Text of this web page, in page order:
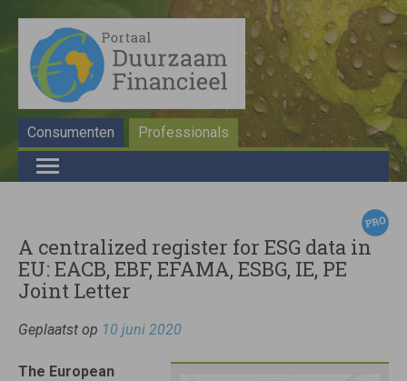
Consumenten Professionals
A centralized register for ESG data in
EU: EACB, EBF, EFAMA, ESBG, IE, PE
Joint Letter
Geplaatst op 10 juni 2020
The European